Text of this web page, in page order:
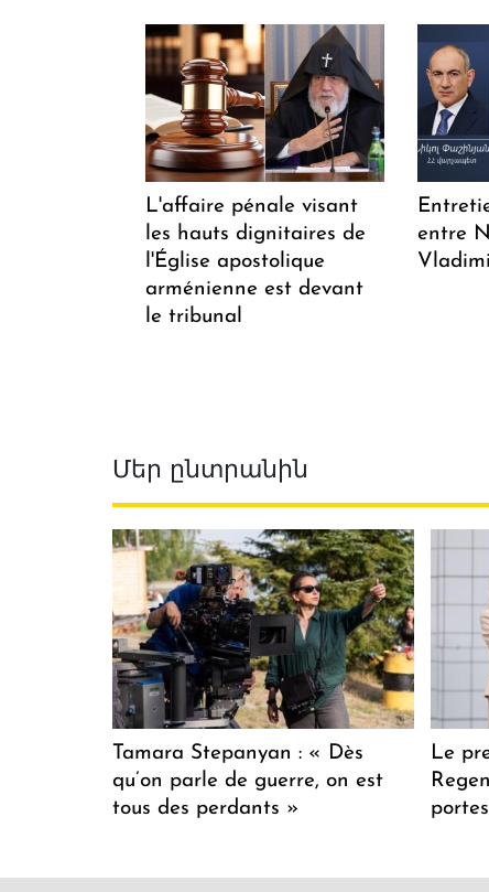
L'affaire pénale visant
les hauts dignitaires de
l'Église apostolique
arménienne est devant
le tribunal
entre
Մեր ընտրանին
Tamara Stepanyan : « Dès
qu’on parle de guerre, on est
tous des perdants »
Le